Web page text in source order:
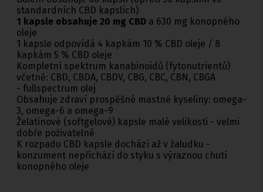
standardních CBD kapslích)
1 kapsle obsahuje 20 mg CBD a 630 mg konopného
oleje
1 kapsle odpovídá 4 kapkám 10 % CBD oleje / 8
kapkám 5 % CBD oleje
Kompletní spektrum kanabinoidů (fytonutrientů)
včetně: CBD, CBDA, CBDV, CBG, CBC, CBN, CBGA
- fullspectrum olej
Obsahuje zdraví prospěšné mastné kyseliny: omega-
3, omega-6 a omega-9
Želatinové (softgelové) kapsle malé velikosti - velmi
dobře poživatelné
K rozpadu CBD kapsle dochází až v žaludku -
konzument nepřichází do styku s výraznou chutí
konopného oleje